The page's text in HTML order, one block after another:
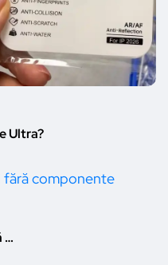
Ultra?
…